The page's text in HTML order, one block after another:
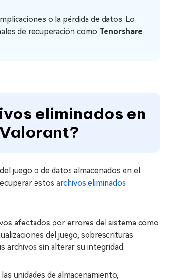
o la pérdida de datos. Lo
de recuperación como Tenorshare
eliminados en
juego o de datos almacenados en el
estos archivos eliminados
afectados por errores del sistema como
del juego, sobrescrituras
archivos sin alterar su integridad.
unidades de almacenamiento,